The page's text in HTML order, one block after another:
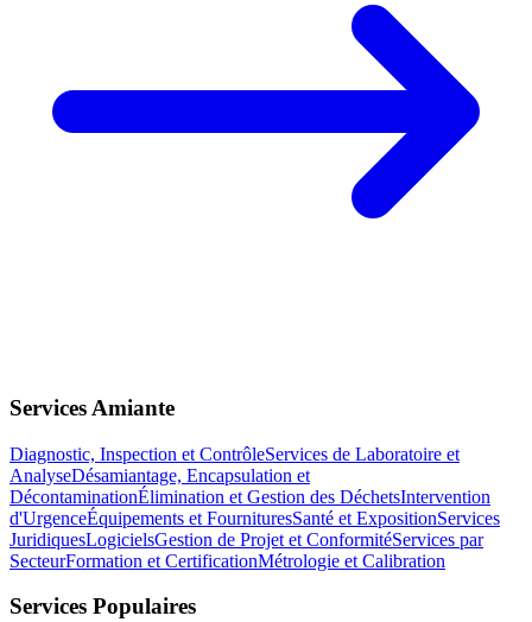
Services Amiante
Diagnostic, Inspection et ContrôleServices de Laboratoire et
AnalyseDésamiantage, Encapsulation et
DécontaminationÉlimination et Gestion des DéchetsIntervention
d'UrgenceÉquipements et FournituresSanté et ExpositionServices
JuridiquesLogicielsGestion de Projet et ConformitéServices par
SecteurFormation et CertificationMétrologie et Calibration
Services Populaires